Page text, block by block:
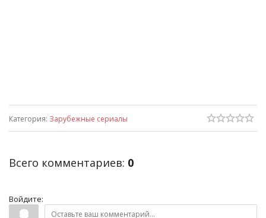
Категория: Зарубежные сериалы
Всего комментариев: 0
Войдите: